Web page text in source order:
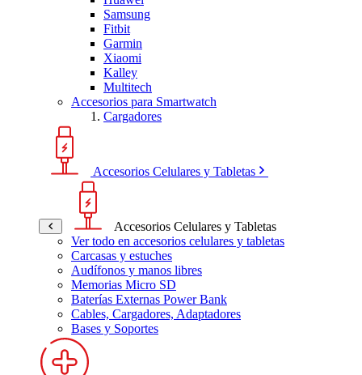
Samsung
Fitbit
Garmin
Xiaomi
Kalley
Multitech
Accesorios para Smartwatch
Cargadores
Accesorios Celulares y Tabletas
Accesorios Celulares y Tabletas
Ver todo en accesorios celulares y tabletas
Carcasas y estuches
Audífonos y manos libres
Memorias Micro SD
Baterías Externas Power Bank
Cables, Cargadores, Adaptadores
Bases y Soportes